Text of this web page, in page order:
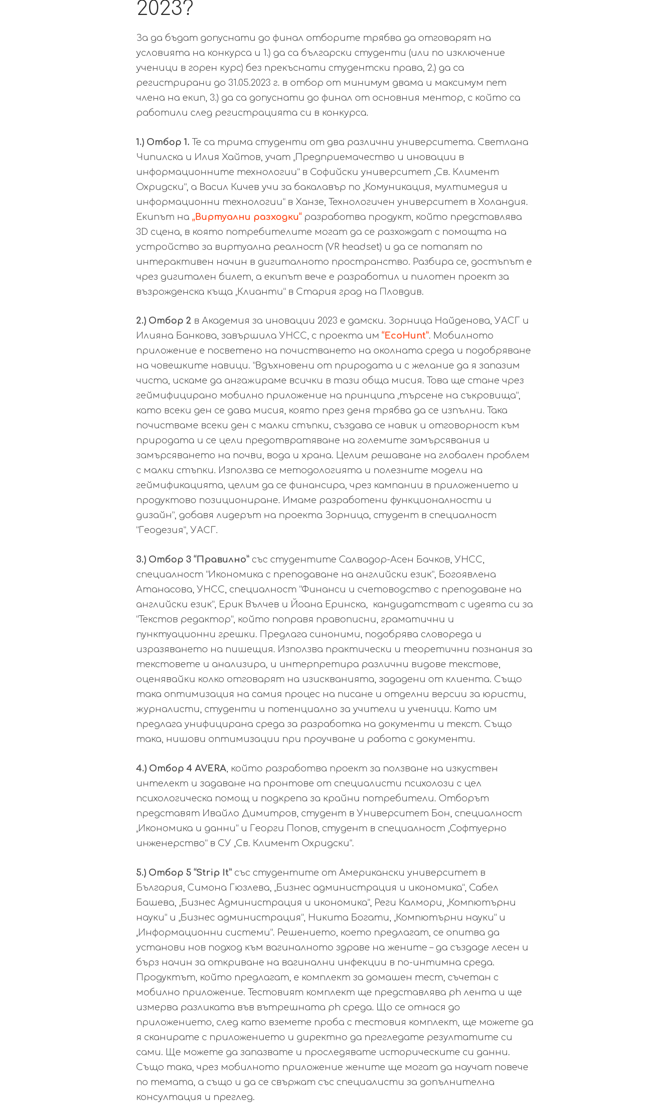
2023?
За да бъдат допуснати до финал отборите трябва да отговарят на
условията на конкурса и 1.) да са български студенти (или по изключение
ученици в горен курс) без прекъснати студентски права, 2.) да са
регистрирани до 31.05.2023 г. в отбор от минимум двама и максимум пет
члена на екип, 3.) да са допуснати до финал от основния ментор, с който са
работили след регистрацията си в конкурса.
1.) Отбор 1. Те са трима студенти от два различни университета. Светлана
Чипилска и Илия Хайтов, учат „Предприемачество и иновации в
информационните технологии“ в Софийски университет „Св. Климент
Охридски“, а Васил Кичев учи за бакалавър по „Комуникация, мултимедия и
информационни технологии“ в Ханзе, Технологичен университет в Холандия.
Екипът на „Виртуални разходки“ разработва продукт, който представлява
3D сцена, в която потребителите могат да се разхождат с помощта на
устройство за виртуална реалност (VR headset) и да се потапят по
интерактивен начин в дигиталното пространство. Разбира се, достъпът е
чрез дигитален билет, а екипът вече е разработил и пилотен проект за
възрожденска къща „Клианти“ в Стария град на Пловдив.
2.) Отбор 2 в Академия за иновации 2023 е дамски. Зорница Найденова, УАСГ и
Илияна Банкова, завършила УНСС, с проекта им “EcoHunt”. Мобилното
приложение е посветено на почистването на околната среда и подобряване
на човешките навици. ”Вдъхновени от природата и с желание да я запазим
чиста, искаме да ангажираме всички в тази обща мисия. Това ще стане чрез
геймифицирано мобилно приложение на принципа „търсене на съкровища“,
като всеки ден се дава мисия, която през деня трябва да се изпълни. Така
почистваме всеки ден с малки стъпки, създава се навик и отговорност към
природата и се цели предотвратяване на големите замърсявания и
замърсяването на почви, вода и храна. Целим решаване на глобален проблем
с малки стъпки. Използва се методологията и полезните модели на
геймификацията, целим да се финансира, чрез кампании в приложението и
продуктово позициониране. Имаме разработени функционалности и
дизайн”, добавя лидерът на проекта Зорница, студент в специалност
“Геодезия”, УАСГ.
3.) Отбор 3 “Правилно” със студентите Салвадор-Асен Бачков, УНСС,
специалност “Икономика с преподаване на английски език”, Богоявлена
Атанасова, УНСС, специалност “Финанси и счетоводство с преподаване на
английски език”, Ерик Вълчев и Йоана Еринска, кандидатстват с идеята си за
“Текстов редактор“, който поправя правописни, граматични и
пунктуационни грешки. Предлага синоними, подобрява словореда и
изразяването на пишещия. Използва практически и теоретични познания за
текстовете и анализира, и интерпретира различни видове текстове,
оценявайки колко отговарят на изискванията, зададени от клиента. Също
така оптимизация на самия процес на писане и отделни версии за юристи,
журналисти, студенти и потенциално за учители и ученици. Като им
предлага унифицирана среда за разработка на документи и текст. Също
така, нишови оптимизации при проучване и работа с документи.
4.) Отбор 4 AVERA , който разработва проект за ползване на изкуствен
интелект и задаване на пронтове от специалисти психолози с цел
психологическа помощ и подкрепа за крайни потребители. Отборът
представят Ивайло Димитров, студент в Университет Бон, специалност
„Икономика и данни“ и Георги Попов, студент в специалност „Софтуерно
инженерство“ в СУ „Св. Климент Охридски“.
5.) Отбор 5 “Strip It” със студентите от Американски университет в
България, Симона Гюзлева, „Бизнес администрация и икономика“, Сабел
Башева, „Бизнес Администрация и икономика“, Реги Калмори, „Компютърни
науки“ и „Бизнес администрация“, Никита Богати, „Компютърни науки“ и
„Информационни системи“. Решението, което предлагат, се опитва да
установи нов подход към вагиналното здраве на жените – да създаде лесен и
бърз начин за откриване на вагинални инфекции в по-интимна среда.
Продуктът, който предлагат, е комплект за домашен тест, съчетан с
мобилно приложение. Тестовият комплект ще представлява ph лента и ще
измерва разликата във вътрешната ph среда. Що се отнася до
приложението, след като вземете проба с тестовия комплект, ще можете да
я сканирате с приложението и директно да прегледате резултатите си
сами. Ще можете да запазвате и проследявате историческите си данни.
Също така, чрез мобилното приложение жените ще могат да научат повече
по темата, а също и да се свържат със специалисти за допълнителна
консултация и преглед.